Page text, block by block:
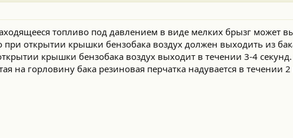
топливо под давлением в виде мелких брызг может
при открытии крышки бензобака воздух должен выходить из
крышки бензобака воздух выходит в течении 3-4
на горловину бака резиновая перчатка надувается в течении